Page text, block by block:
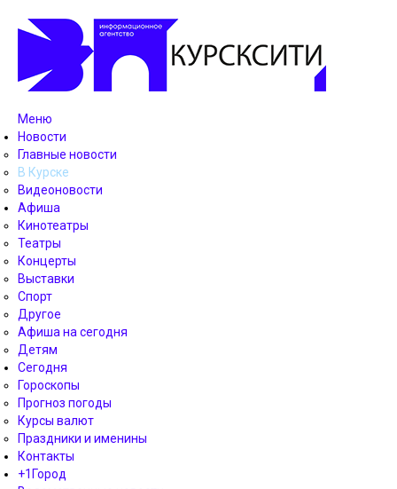
Меню
Новости
Главные новости
В Курске
Видеоновости
Афиша
Кинотеатры
Театры
Концерты
Выставки
Спорт
Другое
Афиша на сегодня
Детям
Сегодня
Гороскопы
Прогноз погоды
Курсы валют
Праздники и именины
Контакты
+1Город